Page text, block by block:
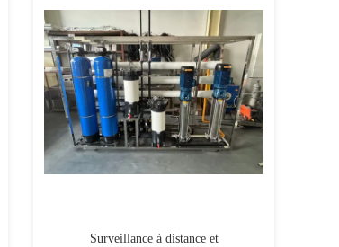
Surveillance à distance et